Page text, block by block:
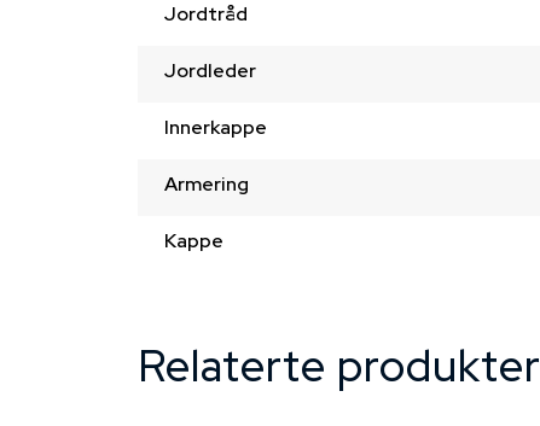
Jordtråd
Jordleder
Innerkappe
Armering
Kappe
Relaterte produkter